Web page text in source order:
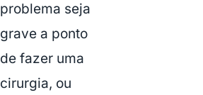
problema seja
grave a ponto
de fazer uma
cirurgia, ou